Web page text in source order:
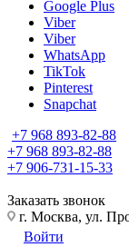
Google Plus
Viber
Viber
WhatsApp
TikTok
Pinterest
Snapchat
+7 968 893-82-88
+7 968 893-82-88
+7 906-731-15-33
Заказать звонок
г. Москва, ул.
Войти